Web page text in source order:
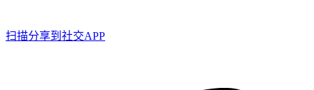
扫描分享到社交APP